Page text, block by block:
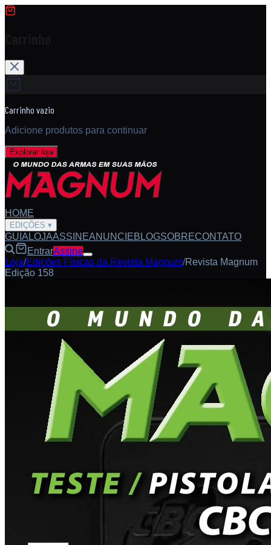
Carrinho vazio
Adicione produtos para continuar
Explorar loja
HOME
EDIÇÕES ▾
GUIA LOJAASSINEANUNCIEBLOGSOBRECONTATO
EntrarAssine
Loja/Edições Físicas da Revista Magnum/Revista Magnum
Edição 158